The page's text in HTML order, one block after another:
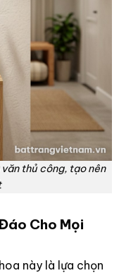
thủ công, tạo nên
Cho Mọi
này là lựa chọn